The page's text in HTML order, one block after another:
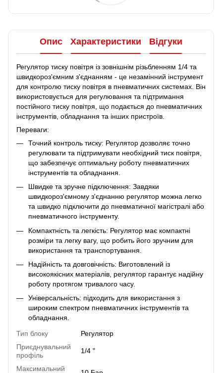
Опис Характеристики Відгуки
Регулятор тиску повітря із зовнішнім різьбленням 1/4 та
швидкороз'ємним з'єднанням - це незамінний інструмент
для контролю тиску повітря в пневматичних системах. Він
використовується для регулювання та підтримання
постійного тиску повітря, що подається до пневматичних
інструментів, обладнання та інших пристроїв.
Переваги:
Точний контроль тиску: Регулятор дозволяє точно
регулювати та підтримувати необхідний тиск повітря,
що забезпечує оптимальну роботу пневматичних
інструментів та обладнання.
Швидке та зручне підключення: Завдяки
швидкороз'ємному з'єднанню регулятор можна легко
та швидко підключити до пневматичної магістралі або
пневматичного інструменту.
Компактність та легкість: Регулятор має компактні
розміри та легку вагу, що робить його зручним для
використання та транспортування.
Надійність та довговічність: Виготовлений із
високоякісних матеріалів, регулятор гарантує надійну
роботу протягом тривалого часу.
Універсальність: підходить для використання з
широким спектром пневматичних інструментів та
обладнання.
Тип блоку
Регулятор
Приєднувальний
профіль
1/4 "
Максимальний